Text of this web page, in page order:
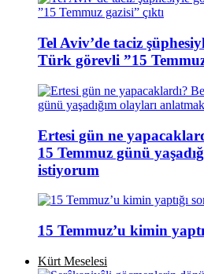
Tel Aviv’de taciz
Türk görevli ”15 Temmuz
Ertesi gün ne
15 Temmuz günü
istiyorum
15 Temmuz’u kimin
Kürt Meselesi